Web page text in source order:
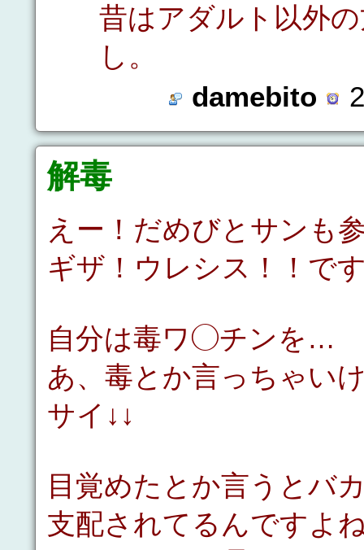
昔はアダルト以外
し。
damebito
解毒
えー！だめびとサンも
ギザ！ウレシス！！で
自分は毒ワ◯チンを…
あ、毒とか言っちゃい
サイ↓↓
目覚めたとか言うとバ
支配されてるんですよ